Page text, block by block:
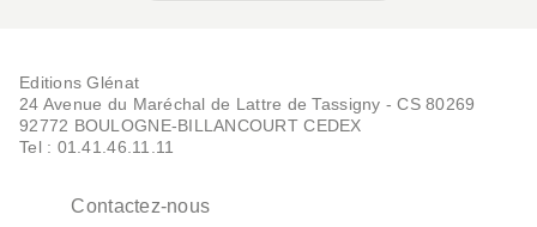
Les Cyclistes - Tome 03
Laurent Panetier
Editions Glénat
24 Avenue du Maréchal de Lattre de Tassigny - CS 80269
92772 BOULOGNE-BILLANCOURT CEDEX
Tel : 01.41.46.11.11
Contactez-nous